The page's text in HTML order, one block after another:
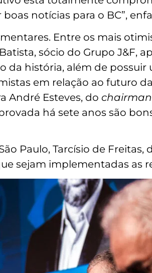
notícias para o BC”,
Entre os mais
sócio do Grupo J&F,
história, além de possuir
em relação ao futuro
André Esteves, dochairman
há sete anos são
Paulo, Tarcísio de
sejam implementadas as